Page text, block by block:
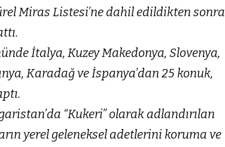
Miras Listesi’ne dahil edildikten sonra
İtalya, Kuzey Makedonya, Slovenya,
Karadağ ve İspanya’dan 25 konuk,
“Kukeri” olarak adlandırılan
yerel geleneksel adetlerini koruma ve